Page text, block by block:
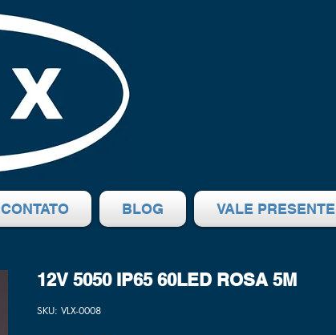
CONTATO BLOG VALE PRESENTE
12V 5050 IP65 60LED ROSA 5M
SKU: VLX-0008